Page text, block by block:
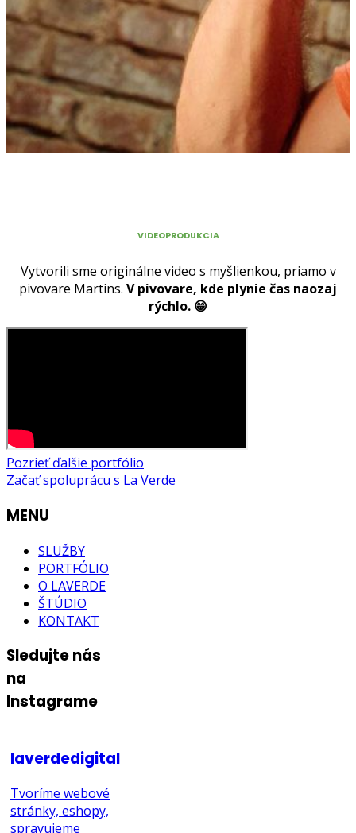
VIDEOPRODUKCIA
Vytvorili sme originálne video s myšlienkou, priamo v
pivovare Martins. V pivovare, kde plynie čas naozaj
rýchlo. 😁
Pozrieť ďalšie portfólio
Začať spoluprácu s La Verde
MENU
SLUŽBY
PORTFÓLIO
O LAVERDE
ŠTÚDIO
KONTAKT
Sledujte nás
na
Instagrame
laverdedigital
Tvoríme webové
stránky, eshopy,
spravujeme